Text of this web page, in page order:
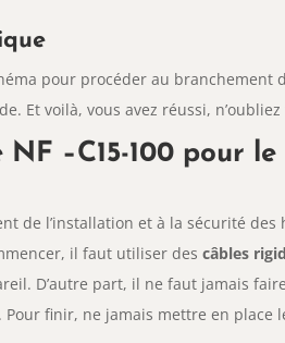
pour procéder au branchement
Et voilà, vous avez réussi,
–C15-100 pour
de l’installation et à la sécurité
il faut utiliser des câbles
D’autre part, il ne faut jamais
finir, ne jamais mettre en